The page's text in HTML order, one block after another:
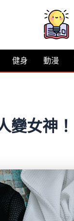
健身 動漫
變女神！